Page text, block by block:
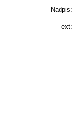
Nadpis:
Text: